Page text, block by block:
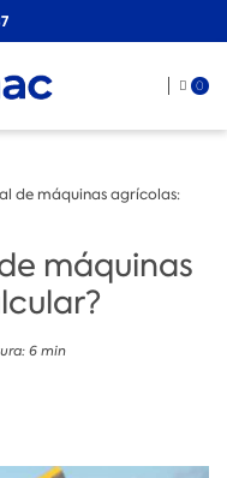
0
de máquinas agrícolas:
máquinas
6 min